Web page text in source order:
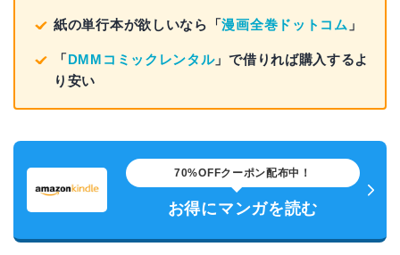
紙の単行本が欲しいなら「漫画全巻ドットコム 」
「DMMコミックレンタル」で借りれば購入するよ
り安い
70%OFFクーポン配布中！
お得にマンガを読む